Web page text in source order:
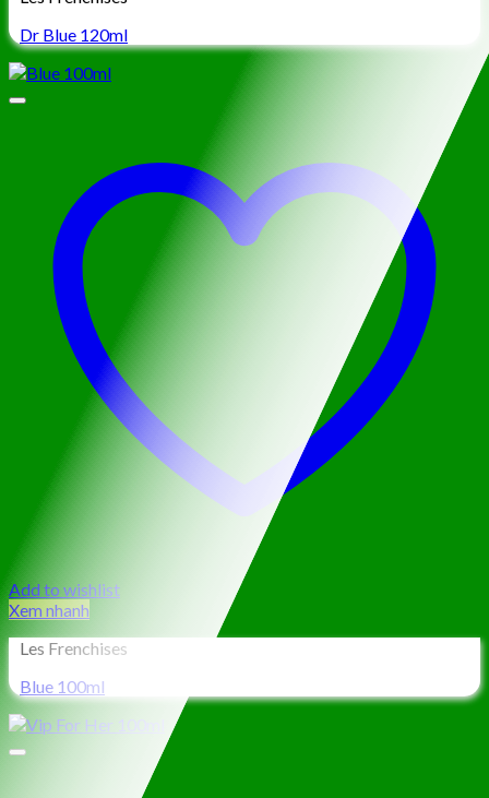
Dr Blue 120ml
Add to wishlist
Xem nhanh
Les Frenchises
Blue 100ml